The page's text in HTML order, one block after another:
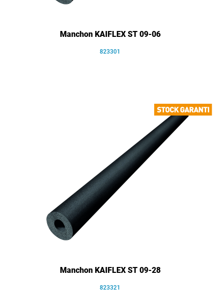
Manchon KAIFLEX ST 09-06
823301
Manchon KAIFLEX ST 09-28
823321